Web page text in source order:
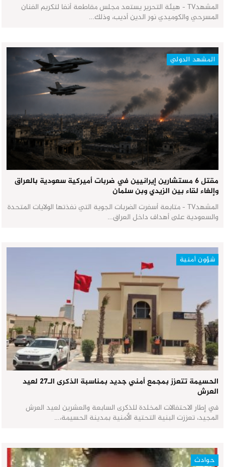
المشهدTV - هيئة التحرير يستعد مجلس مقاطعة أنفا لتكريم الفنان
المسرحي والكوميدي نور الدين أديب، وذلك…
المشهد الدولي
مقتل 6 مستشارين إيرانيين في ضربات أميركية سعودية بالعراق
وإلغاء لقاء بين الزيدي وبن سلمان
المشهدTV - متابعة أسفرت الضربات الجوية التي نفذتها الولايات المتحدة
والسعودية على أهداف داخل العراق…
شؤون أمنية
الحسيمة تتعزز بمجمع أمني جديد بمناسبة الذكرى الـ27 لعيد
العرش
في إطار الاحتفالات المخلدة للذكرى السابعة والعشرين لعيد العرش
المجيد، تعززت البنية التحتية الأمنية بمدينة الحسيمة،…
حوادث